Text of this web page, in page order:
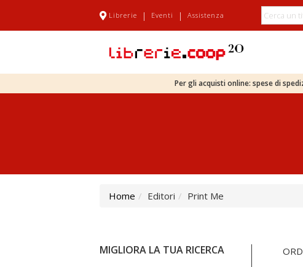
Librerie | Eventi | Assistenza
Per gli acquisti online: spese di
Home Editori Print Me
MIGLIORA LA TUA RICERCA